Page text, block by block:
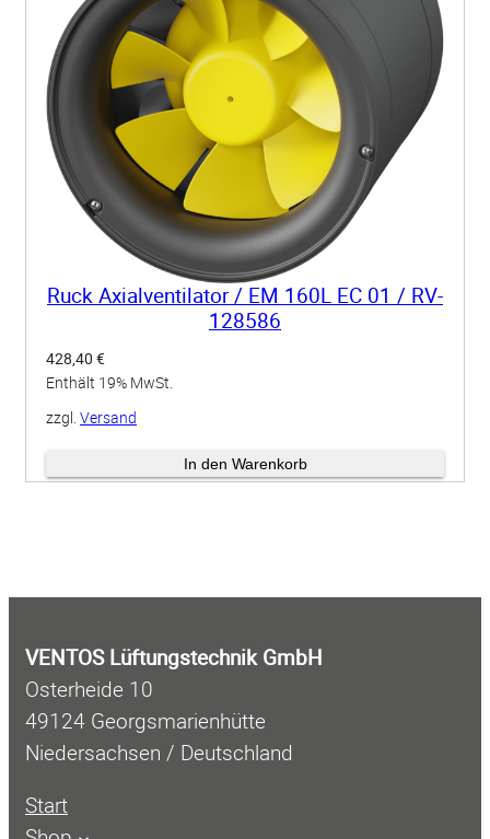
Ruck Axialventilator / EM 160L EC 01 / RV-
128586
428,40 €
Enthält 19% MwSt.
zzgl. Versand
Lieferzeit: ca. 3-4 Wochen
In den Warenkorb
VENTOS Lüftungstechnik GmbH
Osterheide 10
49124 Georgsmarienhütte
Niedersachsen / Deutschland
Start